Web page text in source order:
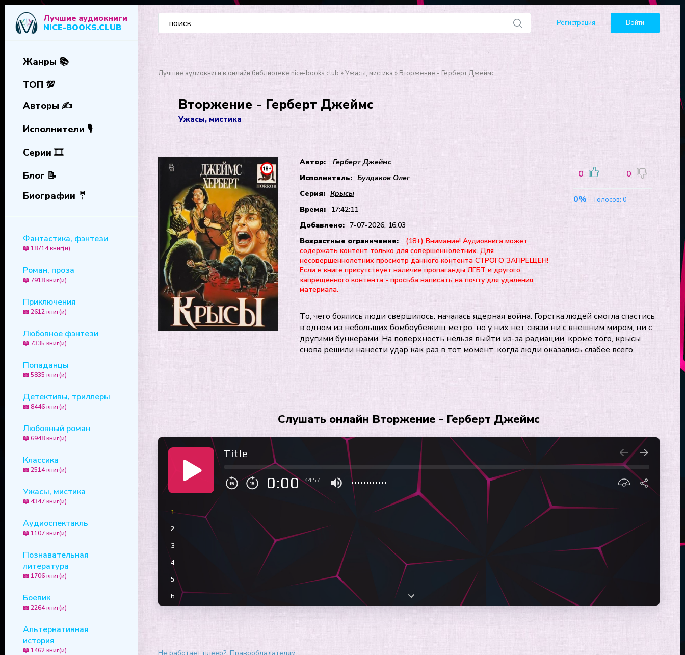
Лучшие аудиокниги
NICE-BOOKS.CLUB
Регистрация Войти
Жанры 📚
ТОП 💯
Авторы ✍️
Исполнители 🎙️
Серии 🎞️
Блог 📝
Биографии 🤵
Фантастика, фэнтези
📖 18714 книг(и)
Роман, проза
📖 7918 книг(и)
Приключения
📖 2612 книг(и)
Любовное фэнтези
📖 7335 книг(и)
Попаданцы
📖 5835 книг(и)
Детективы, триллеры
📖 8446 книг(и)
Любовный роман
📖 6948 книг(и)
Классика
📖 2514 книг(и)
Ужасы, мистика
📖 4347 книг(и)
Аудиоспектакль
📖 1107 книг(и)
Познавательная
литература
📖 1706 книг(и)
Боевик
📖 2264 книг(и)
Альтернативная
история
📖 1462 книг(и)
Лучшие аудиокниги в онлайн библиотеке nice-books.club »Ужасы, мистика » Вторжение - Герберт Джеймс
Вторжение - Герберт Джеймс
Ужасы, мистика
Автор:
Герберт Джеймс
Исполнитель: Булдаков Олег
Серия: Крысы
Время:
17:42:11
Добавлено: 7-07-2026, 16:03
Возрастные ограничения:
(18+) Внимание! Аудиокнига может
содержать контент только для совершеннолетних. Для
несовершеннолетних просмотр данного контента СТРОГО ЗАПРЕЩЕН!
Если в книге присутствует наличие пропаганды ЛГБТ и другого,
запрещенного контента - просьба написать на почту для удаления
материала.
0 0
0% Голосов: 0
То, чего боялись люди свершилось: началась ядерная война. Горстка людей смогла спастись
в одном из небольших бомбоубежищ метро, но у них нет связи ни с внешним миром, ни с
другими бункерами. На поверхность нельзя выйти из-за радиации, кроме того, крысы
снова решили нанести удар как раз в тот момент, когда люди оказались слабее всего.
Слушать онлайн Вторжение - Герберт Джеймс
Title
0:00 44:57
1
2
3
4
5
6